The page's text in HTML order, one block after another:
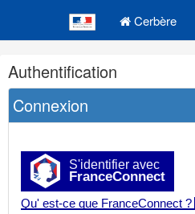
Cerbère
Navigation
et
outils
annexes
Authentification
Connexion
S'identifier avec
FranceConnect
Qu' est-ce que FranceConnect ?